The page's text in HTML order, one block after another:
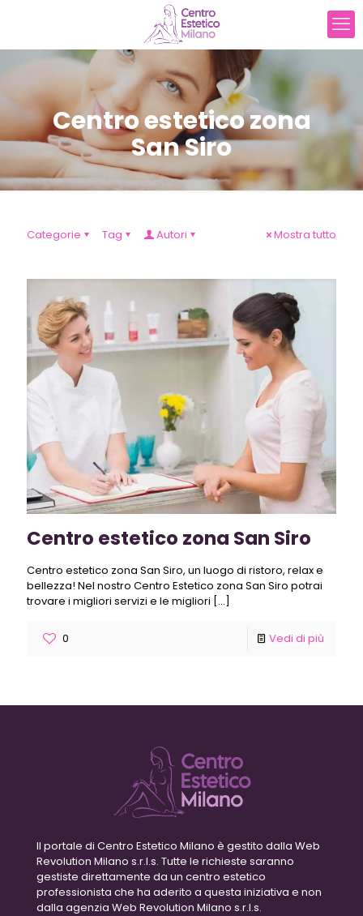
Centro estetico zona
San Siro
Categorie Tag Autori Mostra tutto
Centro estetico zona San Siro
Centro estetico zona San Siro, un luogo di ristoro, relax e
bellezza! Nel nostro Centro Estetico zona San Siro potrai
trovare i migliori servizi e le migliori […]
0 Vedi di più
Il portale di Centro Estetico Milano è gestito dalla Web
Revolution Milano s.r.l.s. Tutte le richieste saranno
gestiste direttamente da un centro estetico
professionista che ha aderito a questa iniziativa e non
dalla agenzia Web Revolution Milano s.r.l.s.